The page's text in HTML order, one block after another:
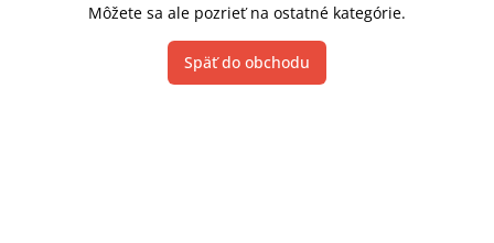
Môžete sa ale pozrieť na ostatné kategórie.
Späť do obchodu